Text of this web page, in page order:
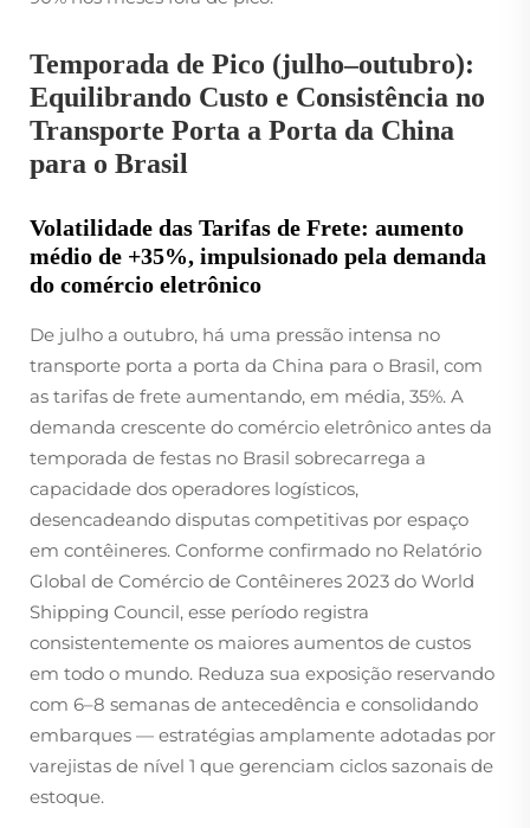
Temporada de Pico (julho–outubro):
Equilibrando Custo e Consistência no
Transporte Porta a Porta da China
para o Brasil
Volatilidade das Tarifas de Frete: aumento
médio de +35%, impulsionado pela demanda
do comércio eletrônico
De julho a outubro, há uma pressão intensa no
transporte porta a porta da China para o Brasil, com
as tarifas de frete aumentando, em média, 35%. A
demanda crescente do comércio eletrônico antes da
temporada de festas no Brasil sobrecarrega a
capacidade dos operadores logísticos,
desencadeando disputas competitivas por espaço
em contêineres. Conforme confirmado no Relatório
Global de Comércio de Contêineres 2023 do World
Shipping Council, esse período registra
consistentemente os maiores aumentos de custos
em todo o mundo. Reduza sua exposição reservando
com 6–8 semanas de antecedência e consolidando
embarques — estratégias amplamente adotadas por
varejistas de nível 1 que gerenciam ciclos sazonais de
estoque.